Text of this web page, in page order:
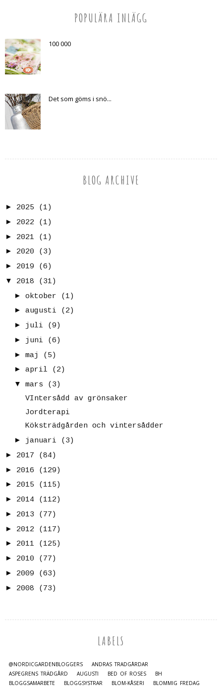
POPULÄRA INLÄGG
100 000
Det som göms i snö...
BLOG ARCHIVE
► 2025
(1)
► 2022
(1)
► 2021
(1)
► 2020
(3)
► 2019
(6)
▼
2018
(31)
► oktober
(1)
► augusti
(2)
► juli
(9)
► juni
(6)
► maj
(5)
► april
(2)
▼
mars
(3)
VIntersådd av grönsaker
Jordterapi
Köksträdgården och vintersådder
► januari
(3)
► 2017
(84)
► 2016
(129)
► 2015
(115)
► 2014
(112)
► 2013
(77)
► 2012
(117)
► 2011
(125)
► 2010
(77)
► 2009
(63)
► 2008 (73)
LABELS
@NORDICGARDENBLOGGERS
ANDRAS TRÄDGÅRDAR
ASPEGRENS TRÄDGÅRD
AUGUSTI BED OF ROSES
BH
BLOGGSAMARBETE
BLOGGSYSTRAR BLOM-KÅSERI
BLOMMIG FREDAG